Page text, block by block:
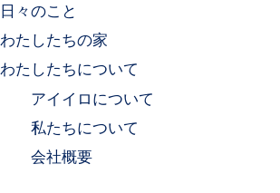
日々のこと
わたしたちの家
わたしたちについて
アイイロについて
私たちについて
会社概要